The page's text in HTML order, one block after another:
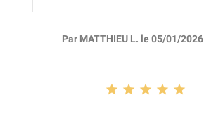
Par MATTHIEU L. le 05/01/2026
    